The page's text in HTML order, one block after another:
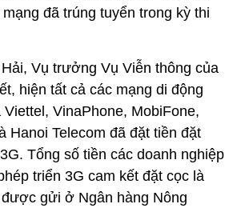
đã trúng tuyển trong kỳ thi
Vụ trưởng Vụ Viễn thông của
hiện tất cả các mạng di động
VinaPhone, MobiFone,
Hanoi Telecom đã đặt tiền đặt
Tổng số tiền các doanh nghiệp
triển 3G cam kết đặt cọc là
gửi ở Ngân hàng Nông